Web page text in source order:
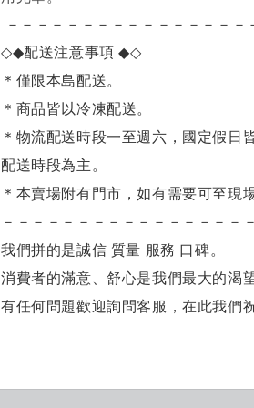
－－－－－－－－－－－－－－－－
◇◆配送注意事項◆◇
＊僅限本島配送。
＊商品皆以冷凍配送。
＊物流配送時段一至週六，國定假日
配送時段為主。
＊本賣場附有門市，如有需要可至現
－－－－－－－－－－－－－－－－
我們拼的是誠信 質量 服務 口碑。
消費者的滿意、舒心是我們最大的渴望
有任何問題歡迎詢問客服，在此我們